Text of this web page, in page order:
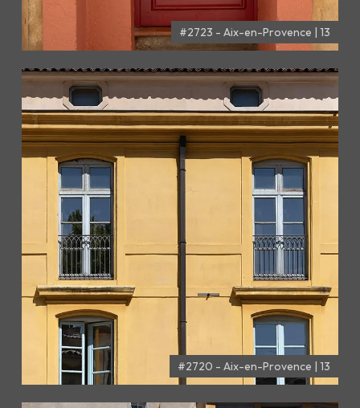
#2723 - Aix-en-Provence | 13
#2720 - Aix-en-Provence | 13